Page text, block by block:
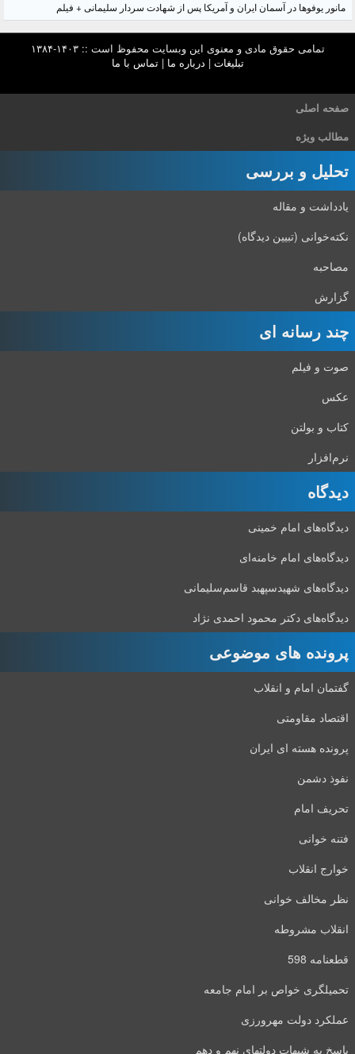
مانور یوفوها در آسمان ایران و آمریکا پس از شهادت سردار سلیمانی + فیلم
تمامی حقوق مادی و معنوی این وبسایت محفوظ است :: ۱۴۰۳-۱۳۸۴
تبلیغات | درباره ما |تماس با ما
صفحه اصلی
مطالب ویژه
تحلیل و بررسی
یادداشت و مقاله
نکته‌خوانی (تبیین دیدگاه)
مصاحبه
گزارش
چند رسانه ای
صوت و فیلم
عکس
کتاب و بولتن
نرم‌افزار
دیدگاه‌
دیدگاه‌های امام خمینی
دیدگاه‌های امام خامنه‌ای
دیدگاه‌های شهید‌سپهبد قاسم‌سلیمانی
دیدگاه‌های دکتر محمود احمدی نژاد
پرونده های موضوعی
گفتمان امام و انقلاب
اقتصاد مقاومتی
پرونده هسته ای ایران
نفوذ دشمن
تحریف امام
فتنه خوانی
خوارج انقلاب
نظر مخالف خوانی
انقلاب مشروطه
قطعنامه 598
تحمیلگری خواص بر امام جامعه
عملکرد دولت مهرورزی
پاسخ به شبهات دولتهای نهم و دهم